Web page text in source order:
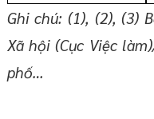
Ghi chú: (1), (2), (3)
Xã hội (Cục Việc
phố…